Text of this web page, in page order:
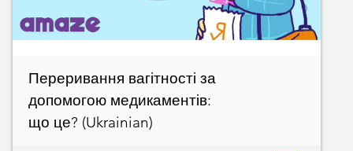
Переривання вагітності за
допомогою медикаментів:
що це? (Ukrainian)